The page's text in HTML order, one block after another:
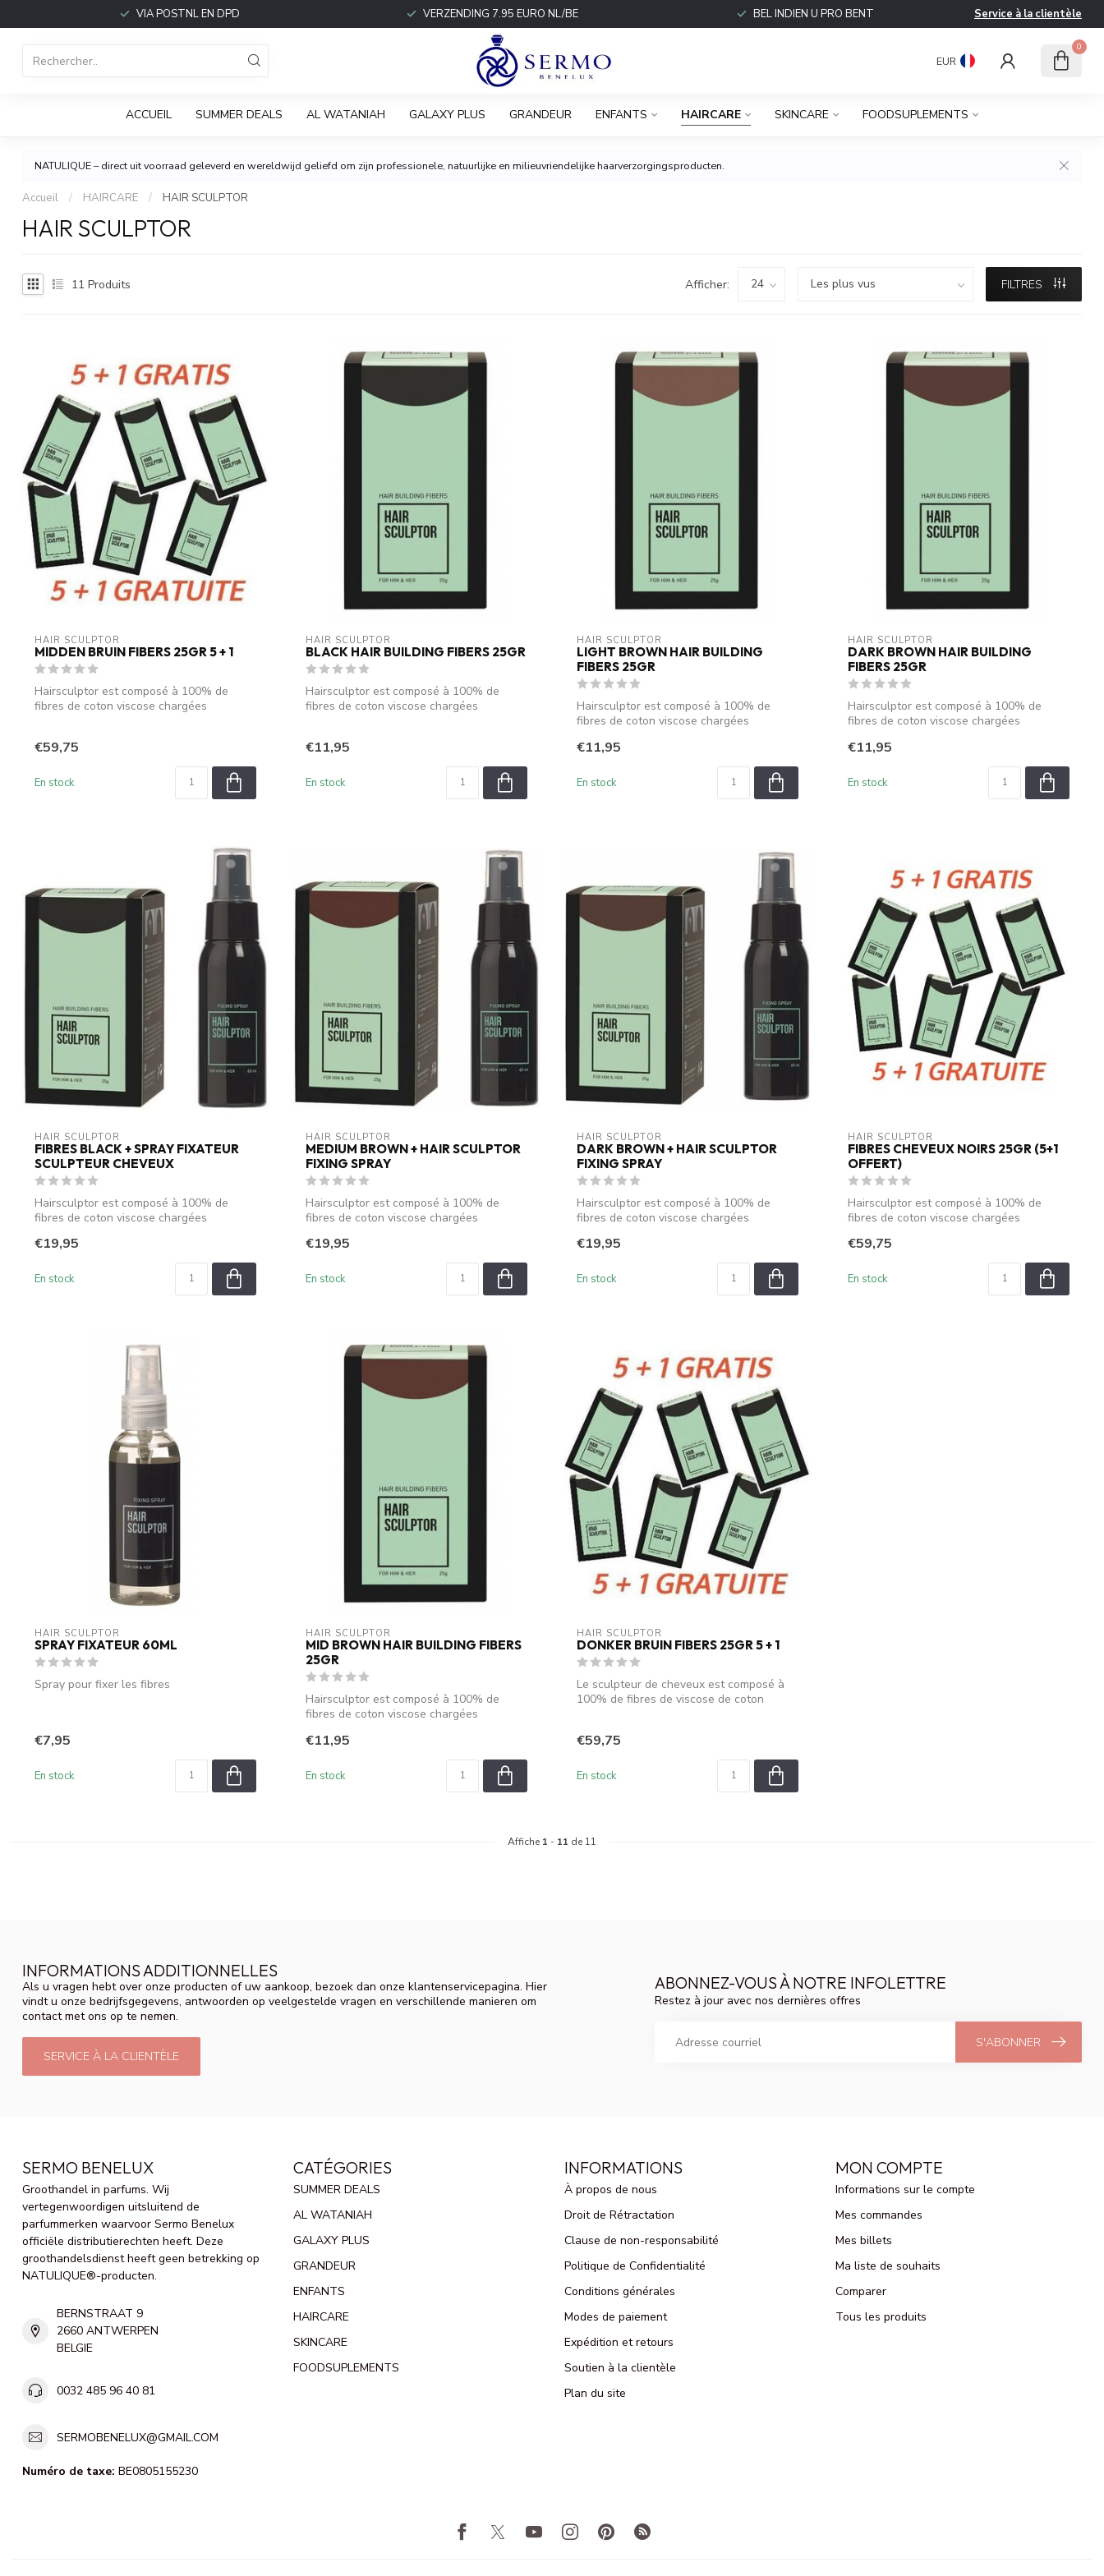
VIA POSTNL EN DPD VERZENDING 7.95 EURO NL/BE BEL INDIEN U PRO BENT Service à la clientèle
EUR
0
ACCUEIL SUMMER DEALS AL WATANIAH GALAXY PLUS GRANDEUR ENFANTS HAIRCARE SKINCARE FOODSUPLEMENTS
NATULIQUE – direct uit voorraad geleverd en wereldwijd geliefd om zijn professionele, natuurlijke en milieuvriendelijke haarverzorgingsproducten.
Accueil / HAIRCARE / HAIR SCULPTOR
HAIR SCULPTOR
11 Produits Afficher: FILTRES
HAIR SCULPTOR
MIDDEN BRUIN FIBERS 25GR 5 + 1
Hairsculptor est composé à 100% de
fibres de coton viscose chargées
€59,75
En stock
HAIR SCULPTOR
BLACK HAIR BUILDING FIBERS 25GR
Hairsculptor est composé à 100% de
fibres de coton viscose chargées
€11,95
En stock
HAIR SCULPTOR
LIGHT BROWN HAIR BUILDING
FIBERS 25GR
Hairsculptor est composé à 100% de
fibres de coton viscose chargées
€11,95
En stock
HAIR SCULPTOR
DARK BROWN HAIR BUILDING
FIBERS 25GR
Hairsculptor est composé à 100% de
fibres de coton viscose chargées
€11,95
En stock
HAIR SCULPTOR
FIBRES BLACK + SPRAY FIXATEUR
SCULPTEUR CHEVEUX
Hairsculptor est composé à 100% de
fibres de coton viscose chargées
€19,95
En stock
HAIR SCULPTOR
MEDIUM BROWN + HAIR SCULPTOR
FIXING SPRAY
Hairsculptor est composé à 100% de
fibres de coton viscose chargées
€19,95
En stock
HAIR SCULPTOR
DARK BROWN + HAIR SCULPTOR
FIXING SPRAY
Hairsculptor est composé à 100% de
fibres de coton viscose chargées
€19,95
En stock
HAIR SCULPTOR
FIBRES CHEVEUX NOIRS 25GR (5+1
OFFERT)
Hairsculptor est composé à 100% de
fibres de coton viscose chargées
€59,75
En stock
HAIR SCULPTOR
SPRAY FIXATEUR 60ML
Spray pour fixer les fibres
€7,95
En stock
HAIR SCULPTOR
MID BROWN HAIR BUILDING FIBERS
25GR
Hairsculptor est composé à 100% de
fibres de coton viscose chargées
€11,95
En stock
HAIR SCULPTOR
DONKER BRUIN FIBERS 25GR 5 + 1
Le sculpteur de cheveux est composé à
100% de fibres de viscose de coton
€59,75
En stock
Affiche 1 - 11 de 11
INFORMATIONS ADDITIONNELLES
Als u vragen hebt over onze producten of uw aankoop, bezoek dan onze klantenservicepagina. Hier
vindt u onze bedrijfsgegevens, antwoorden op veelgestelde vragen en verschillende manieren om
contact met ons op te nemen.
SERVICE À LA CLIENTÈLE
ABONNEZ-VOUS À NOTRE INFOLETTRE
Restez à jour avec nos dernières offres
S'ABONNER
SERMO BENELUX
Groothandel in parfums. Wij
vertegenwoordigen uitsluitend de
parfummerken waarvoor Sermo Benelux
officiële distributierechten heeft. Deze
groothandelsdienst heeft geen betrekking op
NATULIQUE®-producten.
BERNSTRAAT 9
2660 ANTWERPEN
BELGIE
0032 485 96 40 81
SERMOBENELUX@GMAIL.COM
Numéro de taxe: BE0805155230
CATÉGORIES
SUMMER DEALS
AL WATANIAH
GALAXY PLUS
GRANDEUR
ENFANTS
HAIRCARE
SKINCARE
FOODSUPLEMENTS
INFORMATIONS
À propos de nous
Droit de Rétractation
Clause de non-responsabilité
Politique de Confidentialité
Conditions générales
Modes de paiement
Expédition et retours
Soutien à la clientèle
Plan du site
MON COMPTE
Informations sur le compte
Mes commandes
Mes billets
Ma liste de souhaits
Comparer
Tous les produits